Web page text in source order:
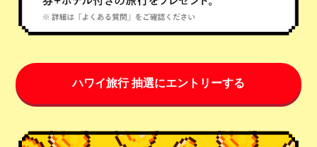
ハワイ旅行 抽選にエントリーする